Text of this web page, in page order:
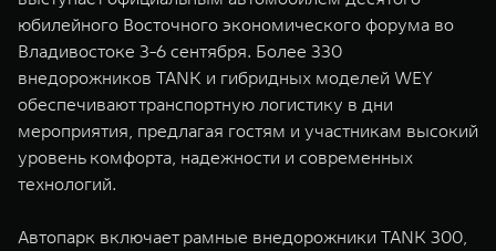
WEY 07
Расширяя границы комфорта
от 6 149 000 ₽
WEY 05
от 5 699
юбилейного Восточного экономического форума во
Владивостоке 3-6 сентября. Более 330
внедорожников TANK и гибридных моделей WEY
обеспечивают транспортную логистику в дни
мероприятия, предлагая гостям и участникам высокий
уровень комфорта, надежности и современных
технологий.
Автопарк включает рамные внедорожники TANK 300,